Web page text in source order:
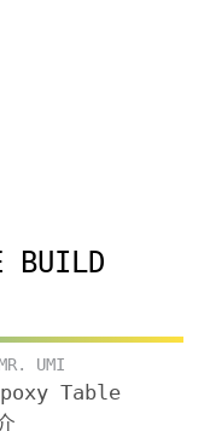
BUILD
UMI
Table